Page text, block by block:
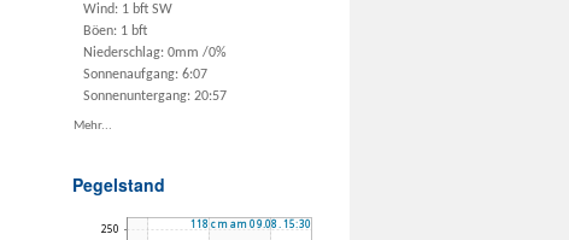
Wind: 1 bft SW
Böen: 1 bft
Niederschlag: 0mm /0%
Sonnenaufgang: 6:07
Sonnenuntergang: 20:57
Mehr...
Pegelstand